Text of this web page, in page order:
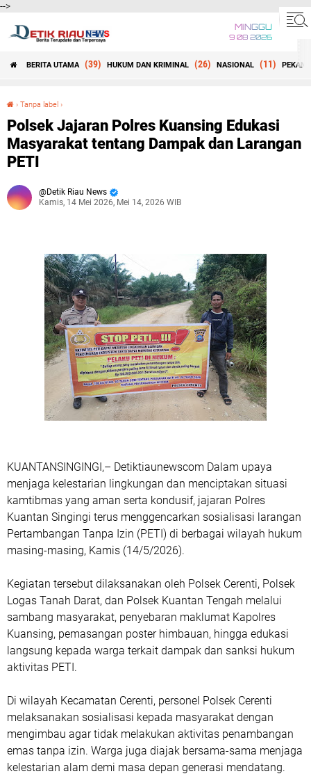
-->
MINGGU
9 08 2026
BERITA UTAMA (39) HUKUM DAN KRIMINAL (26) NASIONAL (11)
› Tanpa label ›
Polsek Jajaran Polres Kuansing Edukasi
Masyarakat tentang Dampak dan Larangan
PETI
Detik Riau News
Kamis, 14 Mei 2026, Mei 14, 2026 WIB
KUANTANSINGINGI,– Detiktiaunewscom Dalam upaya
menjaga kelestarian lingkungan dan menciptakan situasi
kamtibmas yang aman serta kondusif, jajaran Polres
Kuantan Singingi terus menggencarkan sosialisasi larangan
Pertambangan Tanpa Izin (PETI) di berbagai wilayah hukum
masing-masing, Kamis (14/5/2026).
Kegiatan tersebut dilaksanakan oleh Polsek Cerenti, Polsek
Logas Tanah Darat, dan Polsek Kuantan Tengah melalui
sambang masyarakat, penyebaran maklumat Kapolres
Kuansing, pemasangan poster himbauan, hingga edukasi
langsung kepada warga terkait dampak dan sanksi hukum
aktivitas PETI.
Di wilayah Kecamatan Cerenti, personel Polsek Cerenti
melaksanakan sosialisasi kepada masyarakat dengan
mengimbau agar tidak melakukan aktivitas penambangan
emas tanpa izin. Warga juga diajak bersama-sama menjaga
kelestarian alam demi masa depan generasi mendatang.